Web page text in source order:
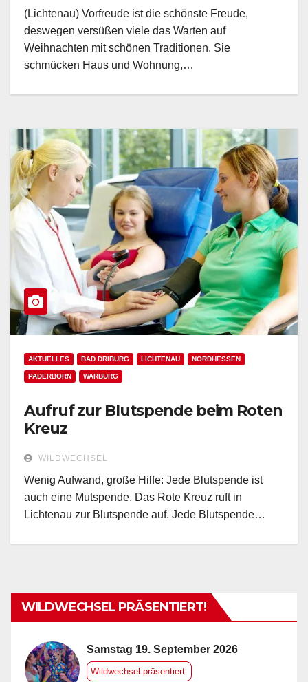
(Lichtenau) Vorfreude ist die schönste Freude,
deswegen versüßen viele das Warten auf
Weihnachten mit schönen Traditionen. Sie
schmücken Haus und Wohnung,…
AKTUELLES BAD DRIBURG LICHTENAU NORDHESSEN
PADERBORN WARBURG
Aufruf zur Blutspende beim Roten
Kreuz
WILDWECHSEL
Wenig Aufwand, große Hilfe: Jede Blutspende ist
auch eine Mutspende. Das Rote Kreuz ruft in
Lichtenau zur Blutspende auf. Jede Blutspende…
WILDWECHSEL PRÄSENTIERT!
Samstag 19. September 2026
Wildwechsel präsentiert: